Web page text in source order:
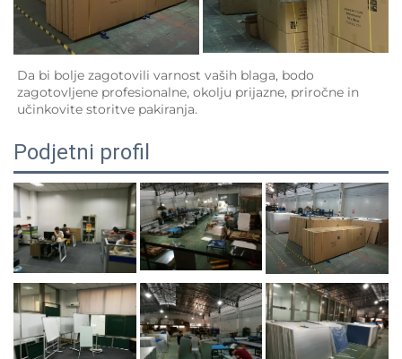
Da bi bolje zagotovili varnost vaših blaga, bodo
zagotovljene profesionalne, okolju prijazne, priročne in
učinkovite storitve pakiranja.
Podjetni profil